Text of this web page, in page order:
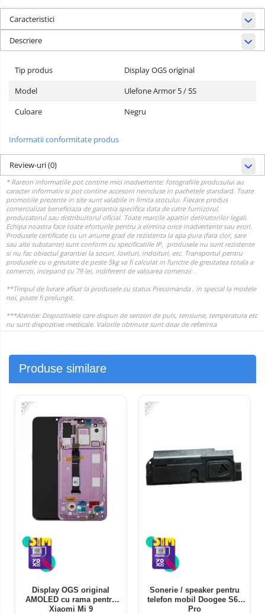
Caracteristici
Descriere
Tip produs
Display OGS original
Model
Ulefone Armor 5 / 5S
Culoare
Negru
Informatii conformitate produs
Review-uri(0)
Produse similare
-69%
Display OGS original
AMOLED cu rama pentru
Xiaomi Mi 9
-29%
Sonerie / speaker pentru
telefon mobil Doogee S68
Pro